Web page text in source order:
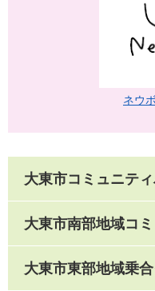
ネウ
大東市コミュニテ
大東市南部地域コ
大東市東部地域乗